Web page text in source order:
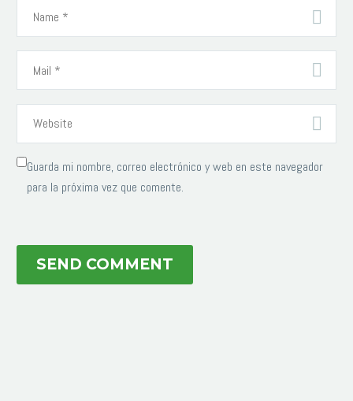
Guarda mi nombre, correo electrónico y web en este navegador
para la próxima vez que comente.
SEND COMMENT